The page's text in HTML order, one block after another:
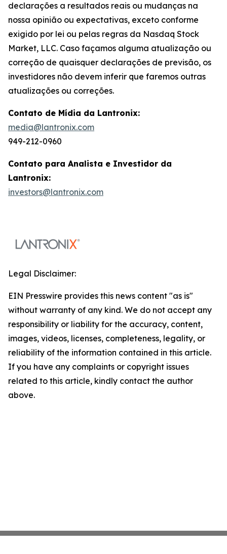
declarações a resultados reais ou mudanças na
nossa opinião ou expectativas, exceto conforme
exigido por lei ou pelas regras da Nasdaq Stock
Market, LLC. Caso façamos alguma atualização ou
correção de quaisquer declarações de previsão, os
investidores não devem inferir que faremos outras
atualizações ou correções.
Contato de Mídia da Lantronix:
media@lantronix.com
949-212-0960
Contato para Analista e Investidor da
Lantronix:
investors@lantronix.com
Legal Disclaimer:
EIN Presswire provides this news content "as is"
without warranty of any kind. We do not accept any
responsibility or liability for the accuracy, content,
images, videos, licenses, completeness, legality, or
reliability of the information contained in this article.
If you have any complaints or copyright issues
related to this article, kindly contact the author
above.